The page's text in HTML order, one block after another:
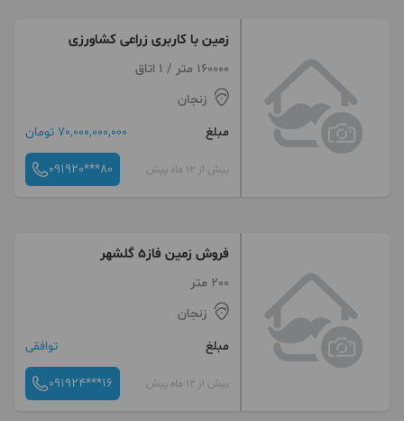
زمین با کاربری زراعی کشاورزی
160000 متر / 1 اتاق
زنجان
مبلغ
70,000,000,000 تومان
بیش از 12 ماه پیش 091920***80
فروش زمین فاز۵ گلشهر
200 متر
زنجان
مبلغ
توافقی
بیش از 12 ماه پیش 091924***16